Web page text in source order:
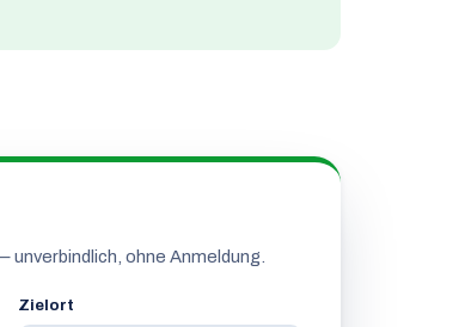
ohne Anmeldung.
Zielort